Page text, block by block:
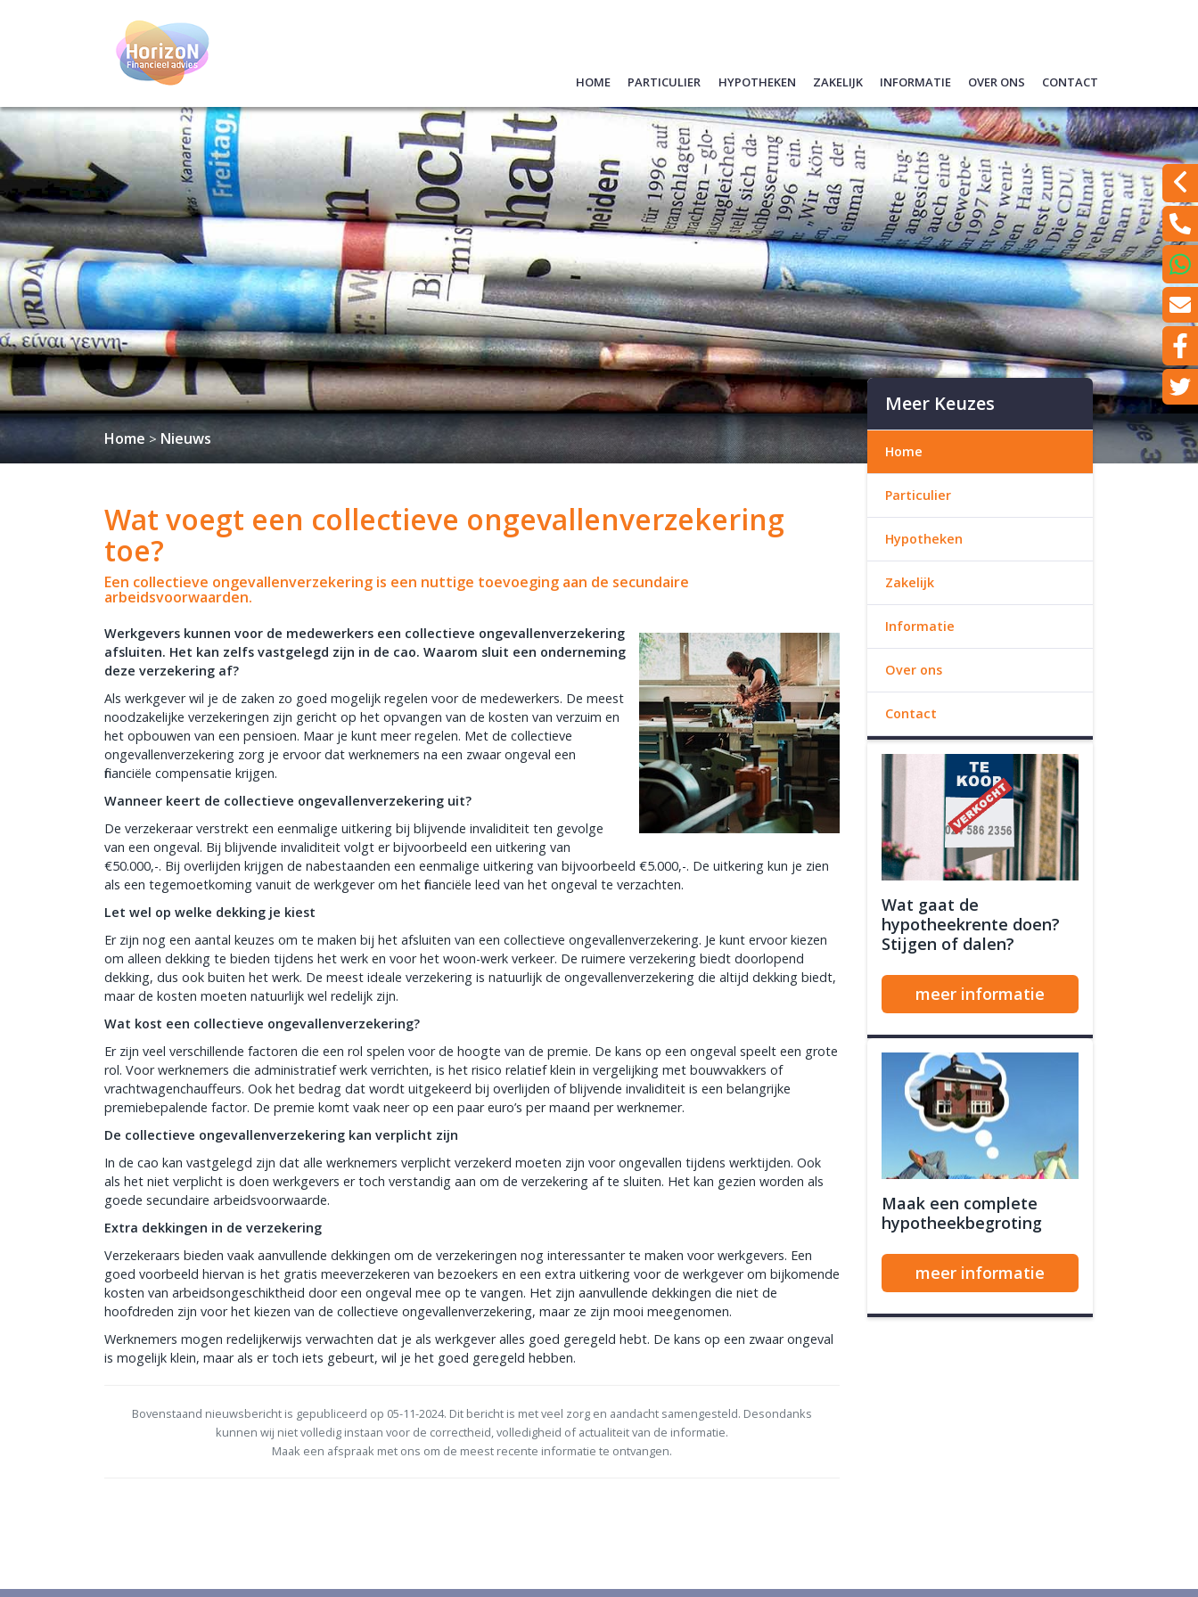
Home Particulier
Hypotheken
Schade melden
Verzekeren
Sparen
Hypotheken
Oeps, een hypotheek (filmpje)
Hypotheek berekeningen
Hypotheekrentes
Belangrijke informatie en Tips
Formulieren
Vraag hier een offerte
Zakelijk
Quickscan financieren
Schade melden
Ondernemers
Werkgevers
Informatie
Hypotheekgesprek voorbereiden
Hypotheek oversluiten
Over ons
Ons team
Wat doen wij?
Verzekeren
Spaardiensten
Pensioen
Hypotheekadvisering
Contact
Laat een bericht achter
Even met ons
Een klacht melden?
Home > Nieuws
Wat voegt een collectieve ongevallenverzekering
toe?
Een collectieve ongevallenverzekering is een nuttige toevoeging aan de secundaire
arbeidsvoorwaarden.
Werkgevers kunnen voor de medewerkers een collectieve ongevallenverzekering
afsluiten. Het kan zelfs vastgelegd zijn in de cao. Waarom sluit een onderneming
deze verzekering af?
Als werkgever wil je de zaken zo goed mogelijk regelen voor de medewerkers. De meest
noodzakelijke verzekeringen zijn gericht op het opvangen van de kosten van verzuim en
het opbouwen van een pensioen. Maar je kunt meer regelen. Met de collectieve
ongevallenverzekering zorg je ervoor dat werknemers na een zwaar ongeval een
financiële compensatie krijgen.
Wanneer keert de collectieve ongevallenverzekering uit?
De verzekeraar verstrekt een eenmalige uitkering bij blijvende invaliditeit ten gevolge
van een ongeval. Bij blijvende invaliditeit volgt er bijvoorbeeld een uitkering van
€50.000,-. Bij overlijden krijgen de nabestaanden een eenmalige uitkering van bijvoorbeeld €5.000,-. De uitkering kun je zien
als een tegemoetkoming vanuit de werkgever om het financiële leed van het ongeval te verzachten.
Let wel op welke dekking je kiest
Er zijn nog een aantal keuzes om te maken bij het afsluiten van een collectieve ongevallenverzekering. Je kunt ervoor kiezen
om alleen dekking te bieden tijdens het werk en voor het woon-werk verkeer. De ruimere verzekering biedt doorlopend
dekking, dus ook buiten het werk. De meest ideale verzekering is natuurlijk de ongevallenverzekering die altijd dekking biedt,
maar de kosten moeten natuurlijk wel redelijk zijn.
Wat kost een collectieve ongevallenverzekering?
Er zijn veel verschillende factoren die een rol spelen voor de hoogte van de premie. De kans op een ongeval speelt een grote
rol. Voor werknemers die administratief werk verrichten, is het risico relatief klein in vergelijking met bouwvakkers of
vrachtwagenchauffeurs. Ook het bedrag dat wordt uitgekeerd bij overlijden of blijvende invaliditeit is een belangrijke
premiebepalende factor. De premie komt vaak neer op een paar euro’s per maand per werknemer.
De collectieve ongevallenverzekering kan verplicht zijn
In de cao kan vastgelegd zijn dat alle werknemers verplicht verzekerd moeten zijn voor ongevallen tijdens werktijden. Ook
als het niet verplicht is doen werkgevers er toch verstandig aan om de verzekering af te sluiten. Het kan gezien worden als
goede secundaire arbeidsvoorwaarde.
Extra dekkingen in de verzekering
Verzekeraars bieden vaak aanvullende dekkingen om de verzekeringen nog interessanter te maken voor werkgevers. Een
goed voorbeeld hiervan is het gratis meeverzekeren van bezoekers en een extra uitkering voor de werkgever om bijkomende
kosten van arbeidsongeschiktheid door een ongeval mee op te vangen. Het zijn aanvullende dekkingen die niet de
hoofdreden zijn voor het kiezen van de collectieve ongevallenverzekering, maar ze zijn mooi meegenomen.
Werknemers mogen redelijkerwijs verwachten dat je als werkgever alles goed geregeld hebt. De kans op een zwaar ongeval
is mogelijk klein, maar als er toch iets gebeurt, wil je het goed geregeld hebben.
Bovenstaand nieuwsbericht is gepubliceerd op 05-11-2024. Dit bericht is met veel zorg en aandacht samengesteld. Desondanks
kunnen wij niet volledig instaan voor de correctheid, volledigheid of actualiteit van de informatie.
Maak een afspraak met ons om de meest recente informatie te ontvangen.
Meer Keuzes
Home
Particulier
Hypotheken
Zakelijk
Informatie
Over ons
Contact
Wat gaat de
hypotheekrente doen?
Stijgen of dalen?
meer informatie
Maak een complete
hypotheekbegroting
meer informatie